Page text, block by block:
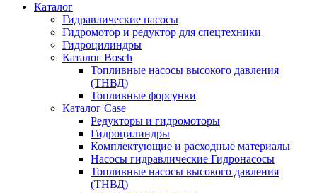
Каталог
Гидравлические насосы
Гидромотор и редуктор для спецтехники
Гидроцилиндры
Каталог Bosch
Топливные насосы высокого давления
(ТНВД)
Топливные форсунки
Каталог Case
Редукторы и гидромоторы
Гидроцилиндры
Комплектующие и расходные материалы
Насосы гидравлические Гидронасосы
Топливные насосы высокого давления
(ТНВД)